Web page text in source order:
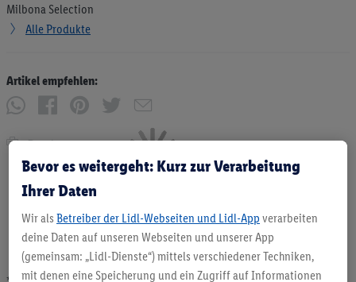
Milbona Selection
Alle Produkte
Artikel empfehlen:
Drucken
Bevor es weitergeht: Kurz zur Verarbeitung
Ihrer Daten
Wir als Betreiber der Lidl-Webseiten und Lidl-App verarbeiten
deine Daten auf unseren Webseiten und unserer App
(gemeinsam: „Lidl-Dienste“) mittels verschiedener Techniken,
mit denen eine Speicherung und ein Zugriff auf Informationen